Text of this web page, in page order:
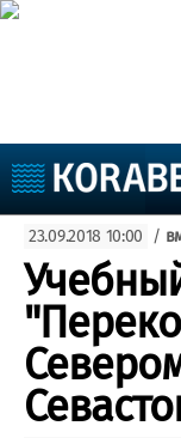
Судоходство
Судоремонт
События
Пресс-релизы
Порты
Рыболовство
ВМФ
Образование
Яхты и катера
Еще
23.09.2018 10:00 /